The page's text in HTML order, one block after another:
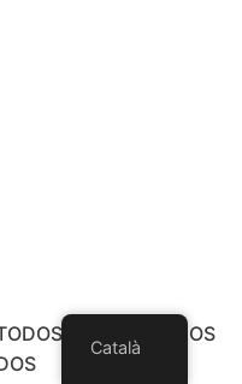
LOS DERECHOS
Català